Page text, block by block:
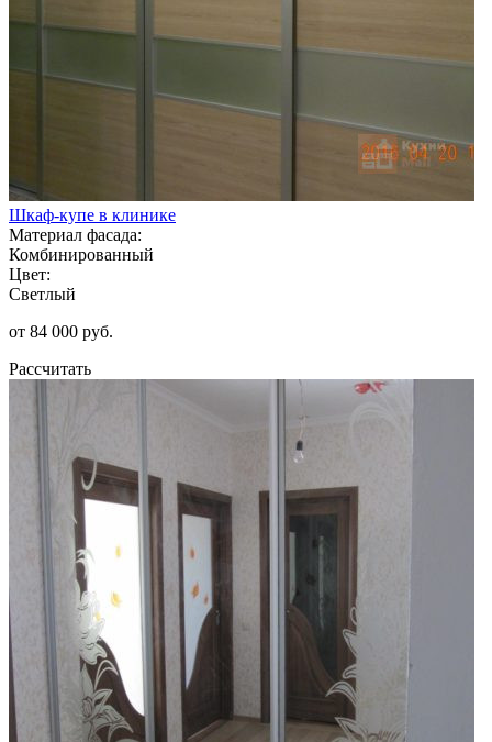
Шкаф-купе в клинике
Материал фасада:
Комбинированный
Цвет:
Светлый
от 84 000 руб.
Рассчитать